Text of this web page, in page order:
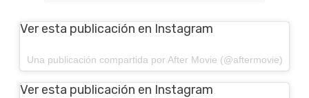
Ver esta publicación en Instagram
Una publicación compartida por After Movie (@aftermovie)
Ver esta publicación en Instagram